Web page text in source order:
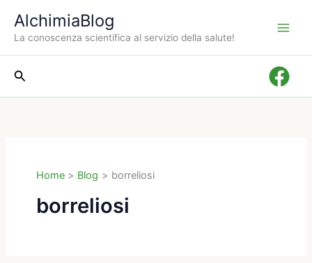
contenuto
AlchimiaBlog
La conoscenza scientifica al servizio della salute!
Cerca
Home Blog borreliosi
borreliosi